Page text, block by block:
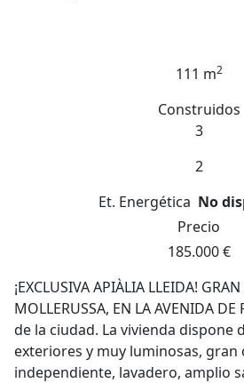
111 m2
Construidos
3
2
Et. Energética No
Precio
185.000 €
¡EXCLUSIVA APIÀLIA LLEIDA!
MOLLERUSSA, EN LA AVENIDA
de la ciudad. La vivienda dispone
exteriores y muy luminosas, gran
independiente, lavadero, amplio